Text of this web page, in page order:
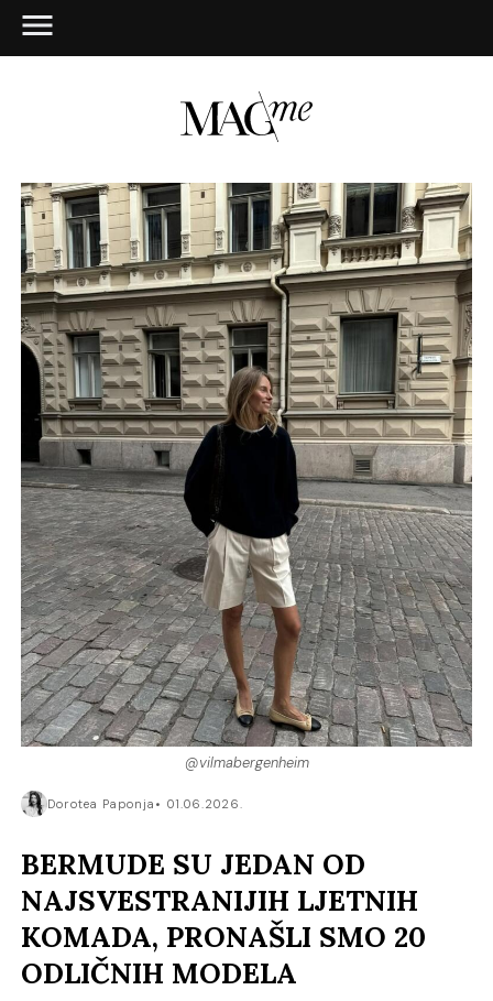
@vilmabergenheim
Dorotea Paponja 01.06.2026.
BERMUDE SU JEDAN OD
NAJSVESTRANIJIH LJETNIH
KOMADA, PRONAŠLI SMO 20
ODLIČNIH MODELA